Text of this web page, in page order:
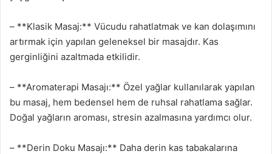
– **Klasik Masaj:** Vücudu rahatlatmak ve kan dolaşımını
artırmak için yapılan geleneksel bir masajdır. Kas
gerginliğini azaltmada etkilidir.
– **Aromaterapi Masajı:** Özel yağlar kullanılarak yapılan
bu masaj, hem bedensel hem de ruhsal rahatlama sağlar.
Doğal yağların aroması, stresin azalmasına yardımcı olur.
– **Derin Doku Masajı:** Daha derin kas tabakalarına